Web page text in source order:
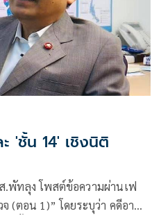
'ชั้น 14' เชิงนิติ
พัทลุง โพสต์ข้อความผ่านเฟ
(ตอน 1)” โดยระบุว่า คดีอาญา